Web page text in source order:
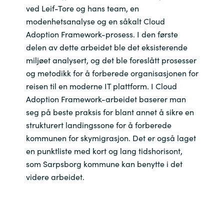
ved Leif-Tore og hans team, en
modenhetsanalyse og en såkalt Cloud
Adoption Framework-prosess. I den første
delen av dette arbeidet ble det eksisterende
miljøet analysert, og det ble foreslått prosesser
og metodikk for å forberede organisasjonen for
reisen til en moderne IT plattform. I Cloud
Adoption Framework-arbeidet baserer man
seg på beste praksis for blant annet å sikre en
strukturert landingssone for å forberede
kommunen for skymigrasjon. Det er også laget
en punktliste med kort og lang tidshorisont,
som Sarpsborg kommune kan benytte i det
videre arbeidet.